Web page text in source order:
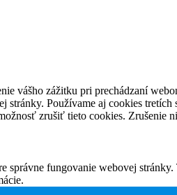
vášho zážitku pri prechádzaní
Používame aj cookies
zrušiť tieto cookies.
správne fungovanie webovej